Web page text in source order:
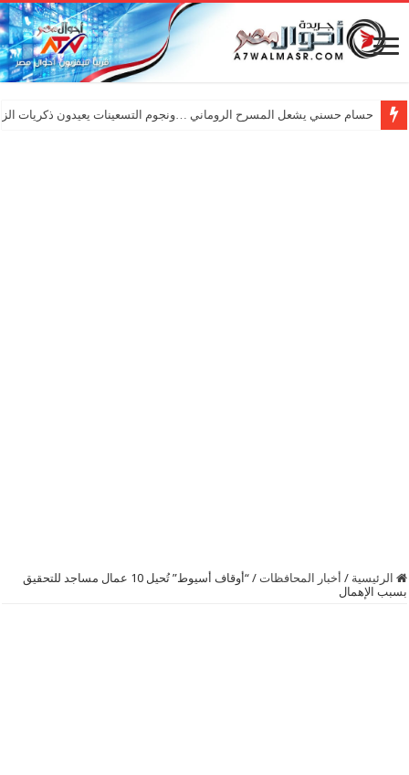
حسام حسني يشعل المسرح الروماني …ونجوم التسعينات يعيدون ذكريات
الرئيسية / أخبار المحافظات /
“أوقاف أسيوط” تُحيل 10 عمال مساجد للتحقيق
بسبب الإهمال